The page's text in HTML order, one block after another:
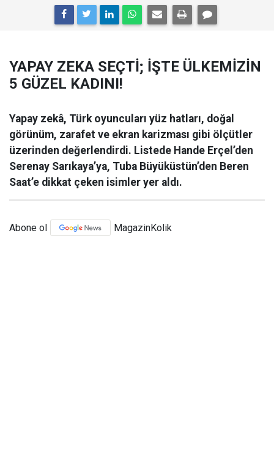
YAPAY ZEKA SEÇTİ; İŞTE ÜLKEMİZİN
5 GÜZEL KADINI!
Yapay zekâ, Türk oyuncuları yüz hatları, doğal
görünüm, zarafet ve ekran karizması gibi ölçütler
üzerinden değerlendirdi. Listede Hande Erçel’den
Serenay Sarıkaya’ya, Tuba Büyüküstün’den Beren
Saat’e dikkat çeken isimler yer aldı.
Abone ol MagazinKolik